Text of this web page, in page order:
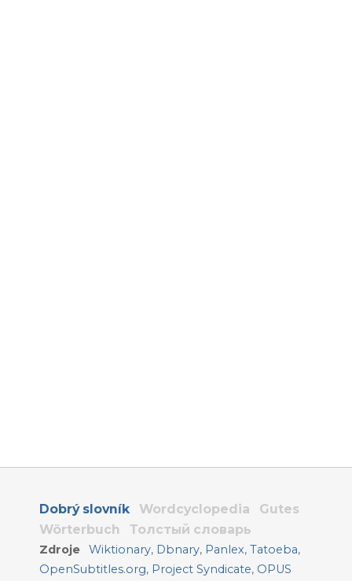
Dobrý slovník Wordcyclopedia
Gutes
Wörterbuch
Толстый словарь
Zdroje Wiktionary, Dbnary, Panlex,Tatoeba,
OpenSubtitles.org, Project Syndicate, OPUS